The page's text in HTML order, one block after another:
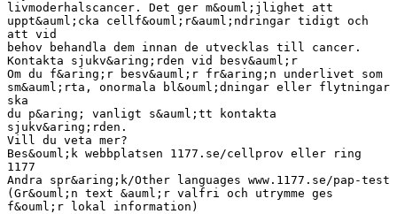
livmoderhalscancer. Det ger m&ouml;jlighet att
uppt&auml;cka cellf&ouml;r&auml;ndringar tidigt och
att vid
behov behandla dem innan de utvecklas till cancer.
Kontakta sjukv&aring;rden vid besv&auml;r
Om du f&aring;r besv&auml;r fr&aring;n underlivet som
sm&auml;rta, onormala bl&ouml;dningar eller flytningar
ska
du p&aring; vanligt s&auml;tt kontakta
sjukv&aring;rden.
Vill du veta mer?
Bes&ouml;k webbplatsen 1177.se/cellprov eller ring
1177
Andra spr&aring;k/Other languages www.1177.se/pap-test
(Gr&ouml;n text &auml;r valfri och utrymme ges